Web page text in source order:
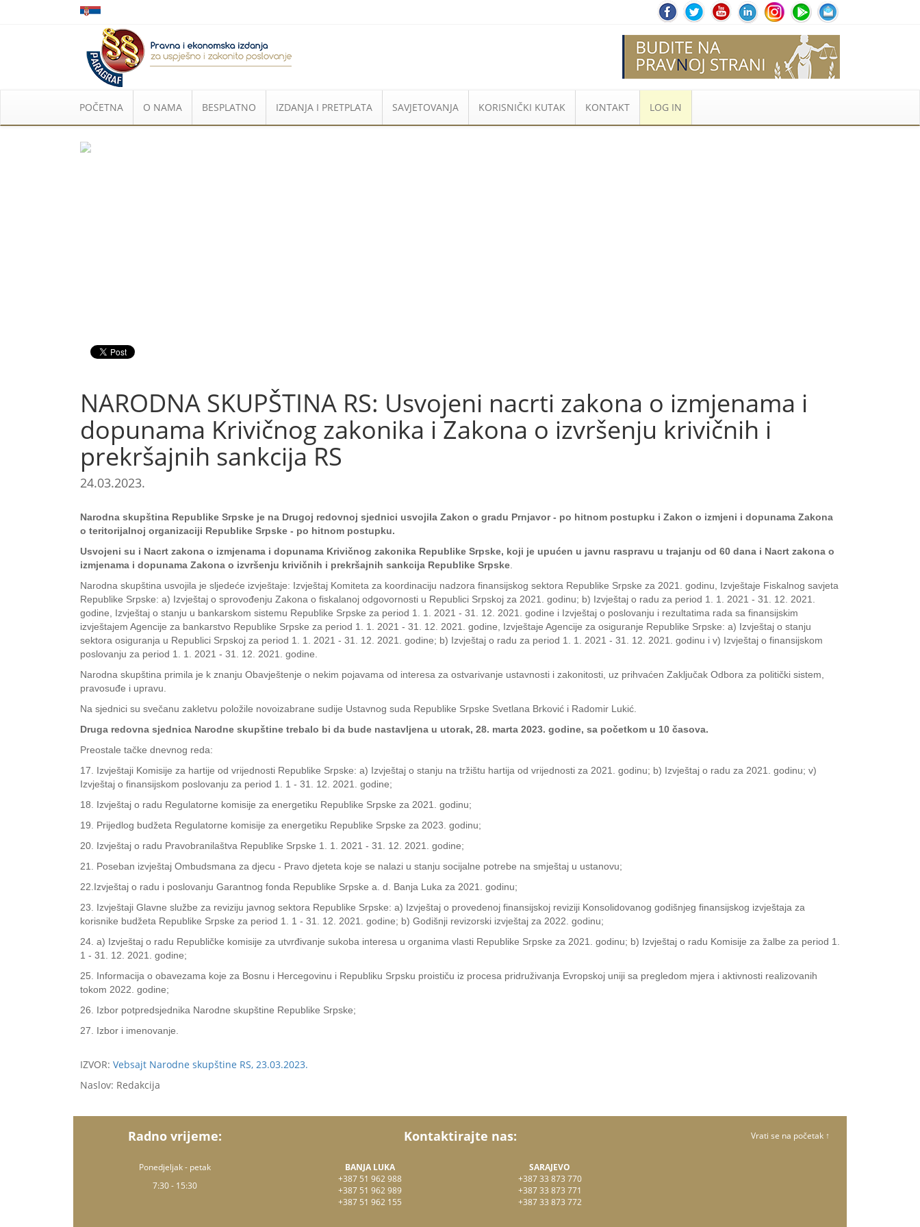
POČETNA O NAMA BESPLATNO IZDANJA I PRETPLATA SAVJETOVANJA KORISNIČKI KUTAK KONTAKT LOG IN
NARODNA SKUPŠTINA RS: Usvojeni nacrti zakona o izmjenama i
dopunama Krivičnog zakonika i Zakona o izvršenju krivičnih i
prekršajnih sankcija RS
24.03.2023.
Narodna skupština Republike Srpske je na Drugoj redovnoj sjednici usvojila Zakon o gradu Prnjavor - po hitnom postupku i Zakon o izmjeni i dopunama Zakona
o teritorijalnoj organizaciji Republike Srpske - po hitnom postupku.
Usvojeni su i Nacrt zakona o izmjenama i dopunama Krivičnog zakonika Republike Srpske, koji je upućen u javnu raspravu u trajanju od 60 dana i Nacrt zakona o
izmjenama i dopunama Zakona o izvršenju krivičnih i prekršajnih sankcija Republike Srpske
Narodna skupština usvojila je sljedeće izvještaje: Izvještaj Komiteta za koordinaciju nadzora finansijskog sektora Republike Srpske za 2021. godinu, Izvještaje Fiskalnog savjeta
Republike Srpske: a) Izvještaj o sprovođenju Zakona o fiskalanoj odgovornosti u Republici Srpskoj za 2021. godinu; b) Izvještaj o radu za period 1. 1. 2021 - 31. 12. 2021.
godine, Izvještaj o stanju u bankarskom sistemu Republike Srpske za period 1. 1. 2021 - 31. 12. 2021. godine i Izvještaj o poslovanju i rezultatima rada sa finansijskim
izvještajem Agencije za bankarstvo Republike Srpske za period 1. 1. 2021 - 31. 12. 2021. godine, Izvještaje Agencije za osiguranje Republike Srpske: a) Izvještaj o stanju
sektora osiguranja u Republici Srpskoj za period 1. 1. 2021 - 31. 12. 2021. godine; b) Izvještaj o radu za period 1. 1. 2021 - 31. 12. 2021. godinu i v) Izvještaj o finansijskom
poslovanju za period 1. 1. 2021 - 31. 12. 2021. godine.
Narodna skupština primila je k znanju Obavještenje o nekim pojavama od interesa za ostvarivanje ustavnosti i zakonitosti, uz prihvaćen Zaključak Odbora za politički sistem,
pravosuđe i upravu.
Na sjednici su svečanu zakletvu položile novoizabrane sudije Ustavnog suda Republike Srpske Svetlana Brković i Radomir Lukić.
Druga redovna sjednica Narodne skupštine trebalo bi da bude nastavljena u utorak, 28. marta 2023. godine, sa početkom u 10 časova.
Preostale tačke dnevnog reda:
17. Izvještaji Komisije za hartije od vrijednosti Republike Srpske: a) Izvještaj o stanju na tržištu hartija od vrijednosti za 2021. godinu; b) Izvještaj o radu za 2021. godinu; v)
Izvještaj o finansijskom poslovanju za period 1. 1 - 31. 12. 2021. godine;
18. Izvještaj o radu Regulatorne komisije za energetiku Republike Srpske za 2021. godinu;
19. Prijedlog budžeta Regulatorne komisije za energetiku Republike Srpske za 2023. godinu;
20. Izvještaj o radu Pravobranilaštva Republike Srpske 1. 1. 2021 - 31. 12. 2021. godine;
21. Poseban izvještaj Ombudsmana za djecu - Pravo djeteta koje se nalazi u stanju socijalne potrebe na smještaj u ustanovu;
22.Izvještaj o radu i poslovanju Garantnog fonda Republike Srpske a. d. Banja Luka za 2021. godinu;
23. Izvještaji Glavne službe za reviziju javnog sektora Republike Srpske: a) Izvještaj o provedenoj finansijskoj reviziji Konsolidovanog godišnjeg finansijskog izvještaja za
korisnike budžeta Republike Srpske za period 1. 1 - 31. 12. 2021. godine; b) Godišnji revizorski izvještaj za 2022. godinu;
24. a) Izvještaj o radu Republičke komisije za utvrđivanje sukoba interesa u organima vlasti Republike Srpske za 2021. godinu; b) Izvještaj o radu Komisije za žalbe za period 1.
1 - 31. 12. 2021. godine;
25. Informacija o obavezama koje za Bosnu i Hercegovinu i Republiku Srpsku proističu iz procesa pridruživanja Evropskoj uniji sa pregledom mjera i aktivnosti realizovanih
tokom 2022. godine;
26. Izbor potpredsjednika Narodne skupštine Republike Srpske;
27. Izbor i imenovanje.
IZVOR: Vebsajt Narodne skupštine RS, 23.03.2023.
Naslov: Redakcija
Radno vrijeme:
Ponedjeljak - petak
7:30 - 15:30
Kontaktirajte nas:
BANJA LUKA
+387 51 962 988
+387 51 962 989
+387 51 962 155
SARAJEVO
+387 33 873 770
+387 33 873 771
+387 33 873 772
Vrati se na početak ↑